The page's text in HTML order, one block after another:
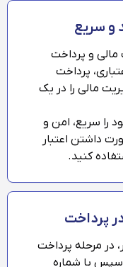
و سریع
و پرداخت
پرداخت
مالی را در یک
را سریع، امن و
داشتن اعتبار
کنید.
پرداخت
در مرحله پرداخت
سپس با شماره